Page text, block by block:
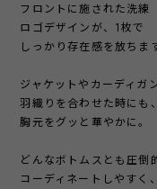
フロントに施された洗練
ロゴデザインが、1枚で
しっかり存在感を放ちます
ジャケットやカーディガ
羽織りを合わせた時にも、
胸元をグッと華やかに。
どんなボトムスとも圧倒
コーディネートしやすく、